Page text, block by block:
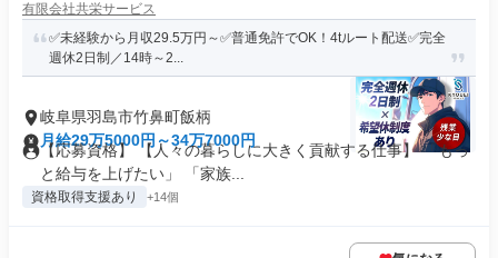
有限会社共栄サービス
✅未経験から月収29.5万円～✅普通免許でOK！4tルート配送✅完全
週休2日制／14時～2...
岐阜県羽島市竹鼻町飯柄
月給29万5000円～34万7000円
【応募資格】 【人々の暮らしに大きく貢献する仕事】 「もっ
と給与を上げたい」 「家族...
資格取得支援あり +14個